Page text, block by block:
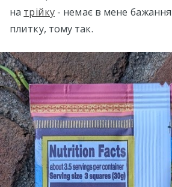
на трійку- немає в мене
плитку, тому так.